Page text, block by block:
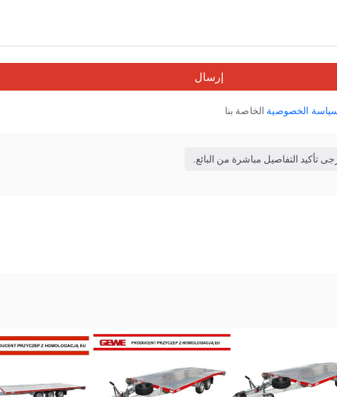
إرسال
الخصوصية الخاصة بنا
تأكيد التفاصيل مباشرة من البائع.